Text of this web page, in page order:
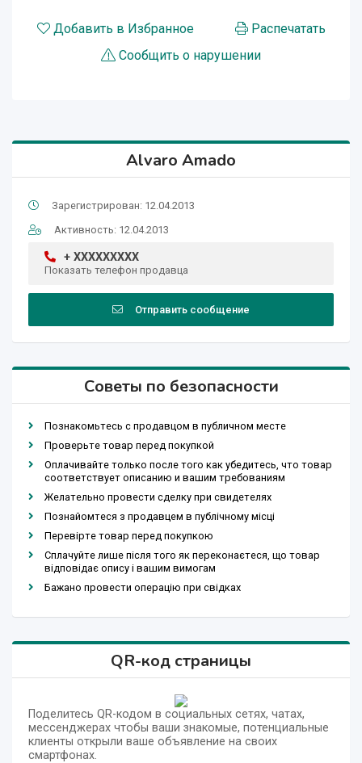
Добавить в Избранное
Распечатать
Сообщить о нарушении
Alvaro Amado
Зарегистрирован: 12.04.2013
Активность: 12.04.2013
+ XXXXXXXXX
Показать телефон продавца
Отправить сообщение
Советы по безопасности
Познакомьтесь с продавцом в публичном месте
Проверьте товар перед покупкой
Оплачивайте только после того как убедитесь, что товар
соответствует описанию и вашим требованиям
Желательно провести сделку при свидетелях
Познайомтеся з продавцем в публічному місці
Перевірте товар перед покупкою
Сплачуйте лише після того як переконаєтеся, що товар
відповідає опису і вашим вимогам
Бажано провести операцію при свідках
QR-код страницы
Поделитесь QR-кодом в социальных сетях, чатах,
мессенджерах чтобы ваши знакомые, потенциальные
клиенты открыли ваше объявление на своих
смартфонах.